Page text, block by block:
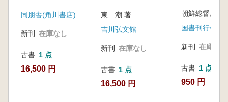
同朋舎(角川書店)
新刊 在庫なし
古書 1 点
16,500 円
東 潮 著
吉川弘文館
新刊 在庫なし
古書 1 点
16,500 円
朝鮮総督府
国書刊行会
新刊 在庫なし
古書 1 点
950 円